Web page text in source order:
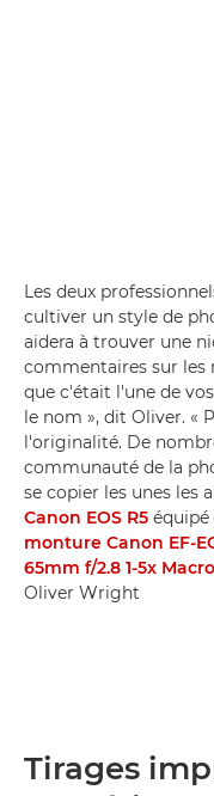
Les deux
cultiver un style de
aidera à trouver une
commentaires sur les
que c'était l'une de
le nom », dit Oliver. «
l'originalité. De
communauté de la
se copier les unes les
Canon EOS R5 équipé
monture Canon EF-
65mm f/2.8 1-5x
Oliver Wright
Tirages